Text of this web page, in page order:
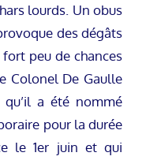
lourds. Un obus
des dégâts
peu de chances
Colonel De Gaulle
a été nommé
pour la durée
le 1er juin et qui